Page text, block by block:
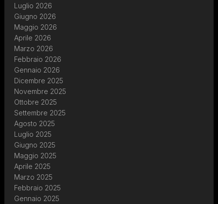
Luglio 2026
Giugno 2026
Maggio 2026
Aprile 2026
Marzo 2026
Febbraio 2026
Gennaio 2026
Dicembre 2025
Novembre 2025
Ottobre 2025
Settembre 2025
Agosto 2025
Luglio 2025
Giugno 2025
Maggio 2025
Aprile 2025
Marzo 2025
Febbraio 2025
Gennaio 2025